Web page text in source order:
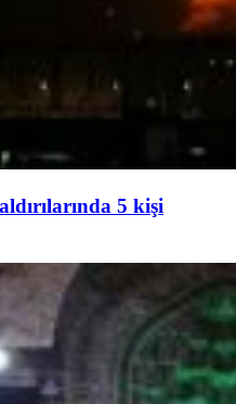
5 kişi